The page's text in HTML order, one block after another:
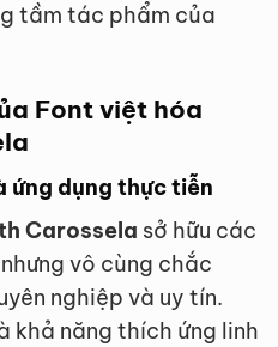
tầm tác phẩm của
Font việt hóa
ứng dụng thực tiễn
Carossela sở hữu các
vô cùng chắc
nghiệp và uy tín.
khả năng thích ứng linh